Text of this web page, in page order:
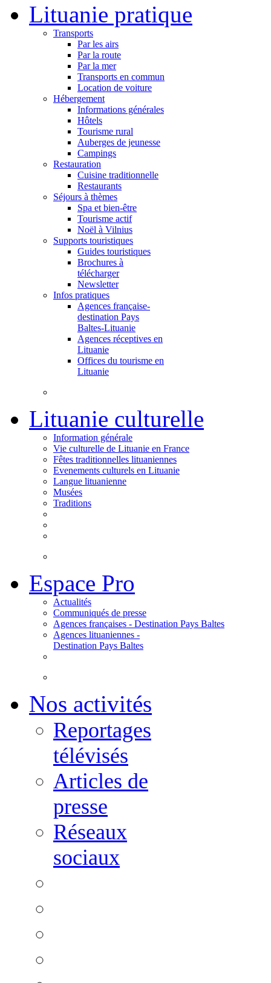
Lituanie pratique
Transports
Par les airs
Par la route
Par la mer
Transports en commun
Location de voiture
Hébergement
Informations générales
Hôtels
Tourisme rural
Auberges de jeunesse
Campings
Restauration
Cuisine traditionnelle
Restaurants
Séjours à thèmes
Spa et bien-être
Tourisme actif
Noël à Vilnius
Supports touristiques
Guides touristiques
Brochures à
télécharger
Newsletter
Infos pratiques
Agences française-
destination Pays
Baltes-Lituanie
Agences réceptives en
Lituanie
Offices du tourisme en
Lituanie
Lituanie culturelle
Information générale
Vie culturelle de Lituanie en France
Fêtes traditionnelles lituaniennes
Evenements culturels en Lituanie
Langue lituanienne
Musées
Traditions
Espace Pro
Actualités
Communiqués de presse
Agences françaises - Destination Pays Baltes
Agences lituaniennes -
Destination Pays Baltes
Nos activités
Reportages
télévisés
Articles de
presse
Réseaux
sociaux